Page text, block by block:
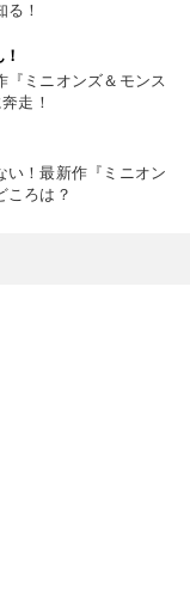
！
『ミニオンズ＆モンス
走！
い！最新作『ミニオン
ころは？